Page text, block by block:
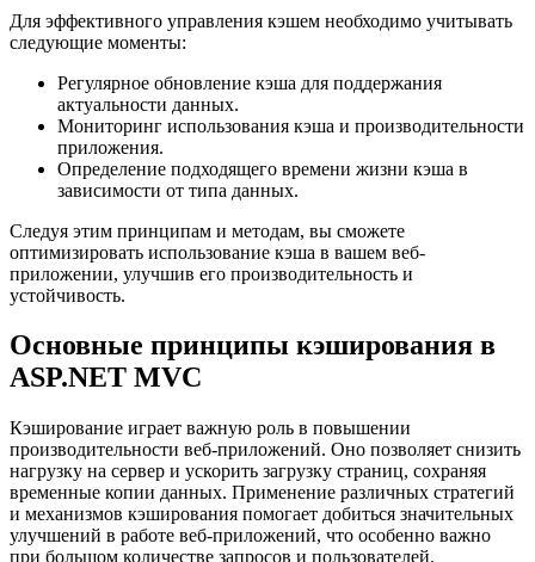
Для эффективного управления кэшем необходимо учитывать
следующие моменты:
Регулярное обновление кэша для поддержания
актуальности данных.
Мониторинг использования кэша и производительности
приложения.
Определение подходящего времени жизни кэша в
зависимости от типа данных.
Следуя этим принципам и методам, вы сможете
оптимизировать использование кэша в вашем веб-
приложении, улучшив его производительность и
устойчивость.
Основные принципы кэширования в
ASP.NET MVC
Кэширование играет важную роль в повышении
производительности веб-приложений. Оно позволяет снизить
нагрузку на сервер и ускорить загрузку страниц, сохраняя
временные копии данных. Применение различных стратегий
и механизмов кэширования помогает добиться значительных
улучшений в работе веб-приложений, что особенно важно
при большом количестве запросов и пользователей.